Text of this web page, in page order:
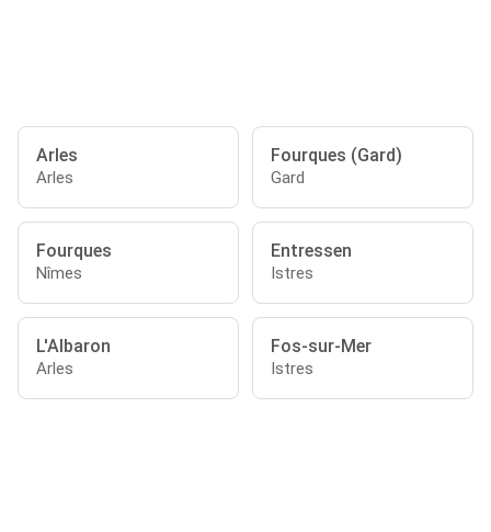
Arles
Arles
Fourques (Gard)
Gard
Fourques
Nîmes
Entressen
Istres
L'Albaron
Arles
Fos-sur-Mer
Istres